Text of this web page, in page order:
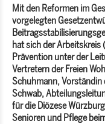
Mit den Reformen im
vorgelegten
hat sich der
Prävention unter der
Vertretern der Freien
Schuhmann, Vorständin
Schwab,
für die Diözese
Senioren und Pflege